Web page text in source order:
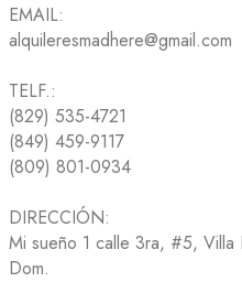
EMAIL:
alquileresmadhere@gmail.com
TELF.:
(829) 535-4721
(849) 459-9117
(809) 801-0934
DIRECCIÓN:
Mi sueño 1 calle 3ra, #5, Villa
Dom.